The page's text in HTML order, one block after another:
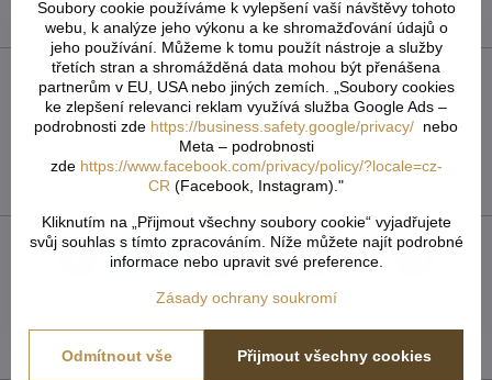
Výrobce:IM-ČR
Recenze 0
Zatím bez hodnocení. Buďte první!
Přidat recenzi
FacebookTwitterBlueskyPinterestRedditLinkedInWhatsApp
Soubory cookie používáme k vylepšení vaší návštěvy tohoto
webu, k analýze jeho výkonu a ke shromažďování údajů o
jeho používání. Můžeme k tomu použít nástroje a služby
třetích stran a shromážděná data mohou být přenášena
partnerům v EU, USA nebo jiných zemích. „Soubory cookies
ke zlepšení relevanci reklam využívá služba Google Ads –
podrobnosti zde https://business.safety.google/privacy/ nebo
Meta – podrobnosti
zde https://www.facebook.com/privacy/policy/?locale=cz-
CR (Facebook, Instagram)."
Kliknutím na „Přijmout všechny soubory cookie“ vyjadřujete
svůj souhlas s tímto zpracováním. Níže můžete najít podrobné
informace nebo upravit své preference.
Zásady ochrany soukromí
Přijmout všechny cookies
Odmítnout vše